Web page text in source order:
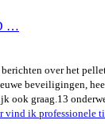
…
over het
beveiligingen,
ook graag.13
vind ik professionele